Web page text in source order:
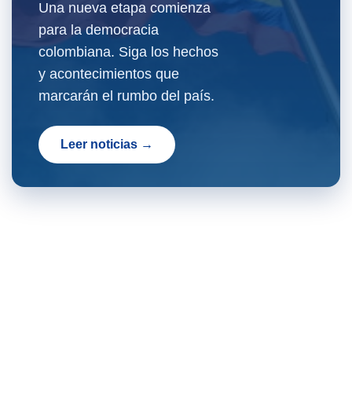
Una nueva etapa comienza
para la democracia
colombiana. Siga los hechos
y acontecimientos que
marcarán el rumbo del país.
Leer noticias →